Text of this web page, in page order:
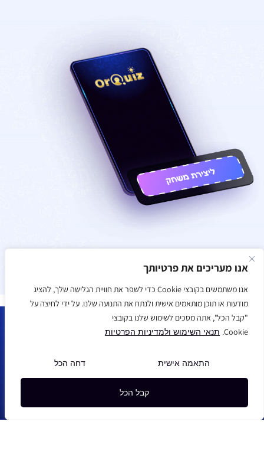
אנו מעריכים את פרטיותך
אנו משתמשים בקובצי Cookie כדי לשפר את חוויית הגלישה שלך, להציג
מודעות או תוכן מותאמים אישית ולנתח את התנועה שלנו. על ידי לחיצה על
"קבל הכל", אתה מסכים לשימוש שלנו בקובצי
Cookie. תנאי השימוש ולמדיניות הפרטיות
התאמה אישית דחה הכל
קבל הכל